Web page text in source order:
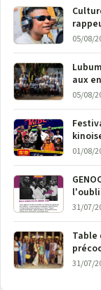
Bunia
05/08/
aux
05/08/
01/08/
la
31/07/
Table
31/07/